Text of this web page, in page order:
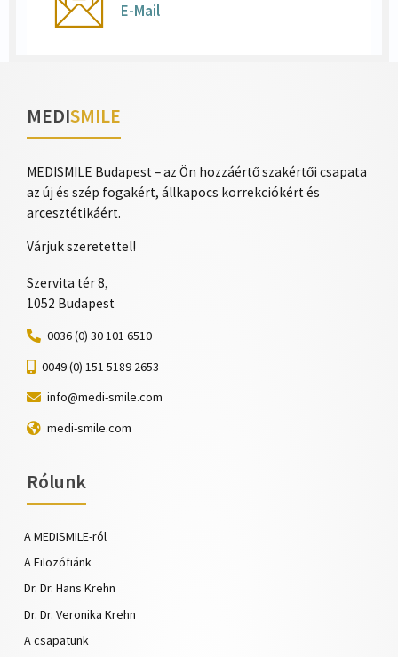
E-Mail
MEDISMILE
MEDISMILE Budapest – az Ön hozzáértő szakértői csapata
az új és szép fogakért, állkapocs korrekciókért és
arcesztétikáért.
Várjuk szeretettel!
Szervita tér 8,
1052 Budapest
0036 (0) 30 101 6510
0049 (0) 151 5189 2653
info@medi-smile.com
medi-smile.com
Rólunk
A MEDISMILE-ról
A Filozófiánk
Dr. Dr. Hans Krehn
Dr. Dr. Veronika Krehn
A csapatunk